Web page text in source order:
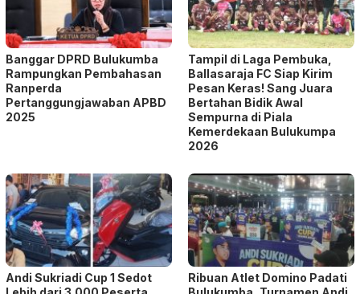
Banggar DPRD Bulukumba
Rampungkan Pembahasan
Ranperda
Pertanggungjawaban APBD
2025
Tampil di Laga Pembuka,
Ballasaraja FC Siap Kirim
Pesan Keras! Sang Juara
Bertahan Bidik Awal
Sempurna di Piala
Kemerdekaan Bulukumpa
2026
Andi Sukriadi Cup 1 Sedot
Ribuan Atlet Domino Padati